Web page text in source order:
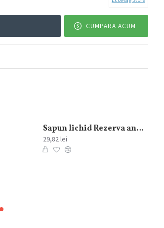
CUMPARA ACUM
Sapun lichid Rezerva antibacterial Protex Fresh 700 ml
29,82 lei